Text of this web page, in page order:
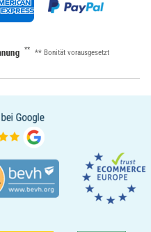
** ** Bonität vorausgesetzt